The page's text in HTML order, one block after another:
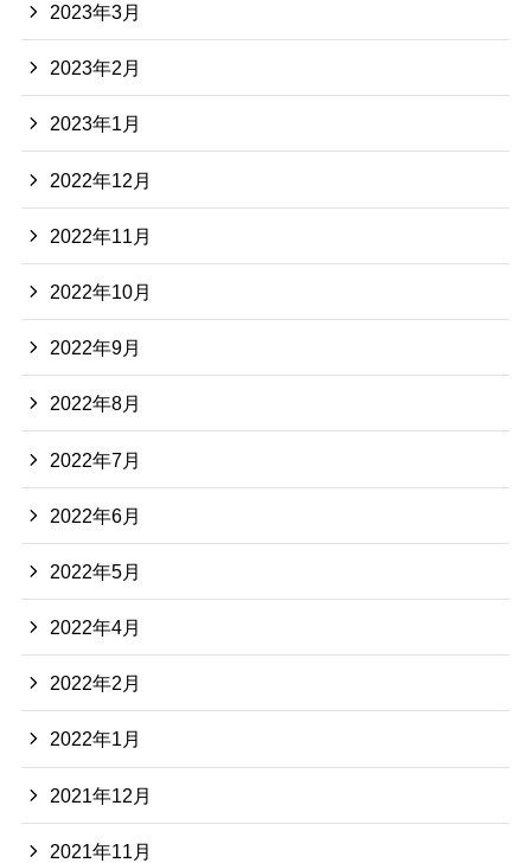
2023年3月
2023年2月
2023年1月
2022年12月
2022年11月
2022年10月
2022年9月
2022年8月
2022年7月
2022年6月
2022年5月
2022年4月
2022年2月
2022年1月
2021年12月
2021年11月